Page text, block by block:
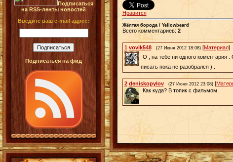
Подписаться
на RSS-ленты новостей
Введите ваш e-mail адрес:
Подписаться на фид
Нравится
Жёлтая борода / Yellowbeard
Всего комментариев: 2
1 vovik548 (27 Июня 2012 18:08)[Материал]
О , на тебе ни одного коментария
писать пока не разобрался ) .
2 deniskopylov (27 Июня 2012 23:08)[
Как куда? В топик с фильмом.